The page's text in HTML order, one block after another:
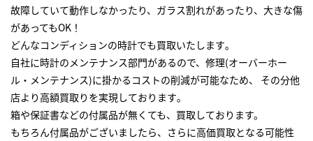
故障していて動作しなかったり、ガラス割れがあったり、大きな傷
があってもOK！
どんなコンディションの時計でも買取いたします｡
自社に時計のメンテナンス部門があるので、修理(オーバーホー
ル・メンテナンス)に掛かるコストの削減が可能なため、 その分他
店より高額買取りを実現しております｡
箱や保証書などの付属品が無くても、買取しております。
もちろん付属品がございましたら、さらに高価買取となる可能性